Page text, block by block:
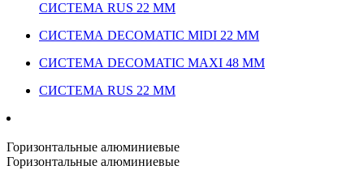
СИСТЕМА RUS 22 ММ
СИСТЕМА DECOMATIC MIDI 22 ММ
СИСТЕМА DECOMATIC MAXI 48 ММ
СИСТЕМА RUS 22 ММ
Горизонтальные алюминиевые
Горизонтальные алюминиевые